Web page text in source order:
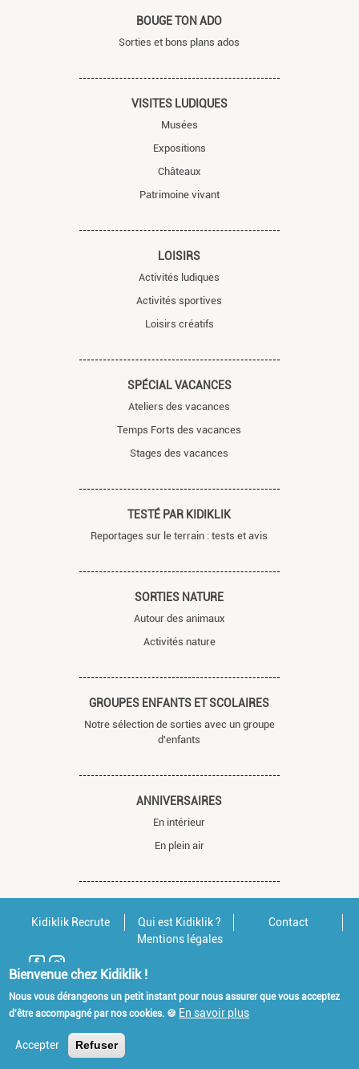
BOUGE TON ADO
Sorties et bons plans ados
VISITES LUDIQUES
Musées
Expositions
Châteaux
Patrimoine vivant
LOISIRS
Activités ludiques
Activités sportives
Loisirs créatifs
SPÉCIAL VACANCES
Ateliers des vacances
Temps Forts des vacances
Stages des vacances
TESTÉ PAR KIDIKLIK
Reportages sur le terrain : tests et avis
SORTIES NATURE
Autour des animaux
Activités nature
GROUPES ENFANTS ET SCOLAIRES
Notre sélection de sorties avec un groupe
d'enfants
ANNIVERSAIRES
En intérieur
En plein air
Kidiklik Recrute Qui est Kidiklik ?
Contact
Mentions légales
Bienvenue chez Kidiklik !
Nous vous dérangeons un petit instant pour nous assurer que vous acceptez
d'être accompagné par nos cookies. 🍪 En savoir plus
Accepter Refuser